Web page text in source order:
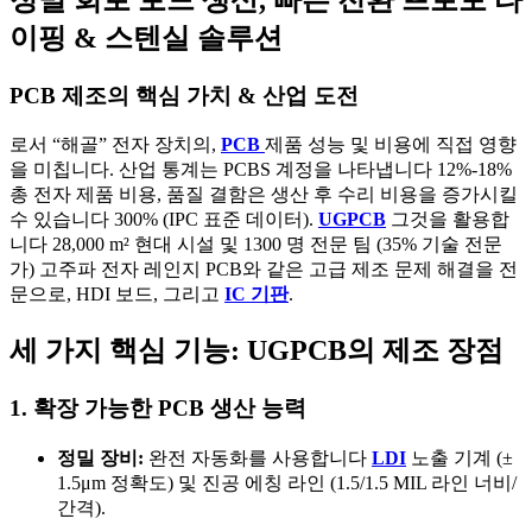
이핑 & 스텐실 솔루션
PCB 제조의 핵심 가치 & 산업 도전
로서 “해골” 전자 장치의, PCB 제품 성능 및 비용에 직접 영향
을 미칩니다. 산업 통계는 PCBS 계정을 나타냅니다 12%-18%
총 전자 제품 비용, 품질 결함은 생산 후 수리 비용을 증가시킬
수 있습니다 300% (IPC 표준 데이터). UGPCB 그것을 활용합
니다 28,000 m² 현대 시설 및 1300 명 전문 팀 (35% 기술 전문
가) 고주파 전자 레인지 PCB와 같은 고급 제조 문제 해결을 전
문으로, HDI 보드, 그리고 IC 기판.
세 가지 핵심 기능: UGPCB의 제조 장점
1. 확장 가능한 PCB 생산 능력
정밀 장비: 완전 자동화를 사용합니다 LDI 노출 기계 (±
1.5μm 정확도) 및 진공 에칭 라인 (1.5/1.5 MIL 라인 너비/
간격).